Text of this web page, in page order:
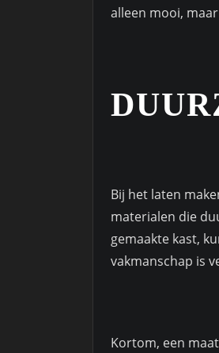
alleen mooi,
Bij het laten
materialen die
gemaakte kast,
vakmanschap is
Kortom, een